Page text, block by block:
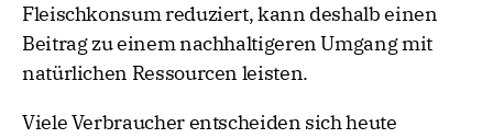
Fleischkonsum reduziert, kann deshalb einen
Beitrag zu einem nachhaltigeren Umgang mit
natürlichen Ressourcen leisten.
Viele Verbraucher entscheiden sich heute